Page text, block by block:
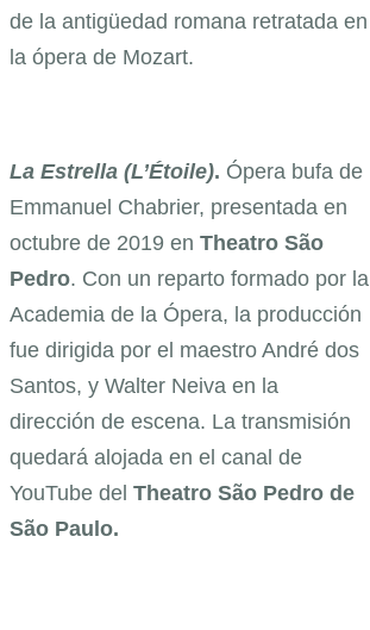
de la antigüedad romana retratada en
la ópera de Mozart.
La Estrella (L’Étoile). Ópera bufa de
Emmanuel Chabrier, presentada en
octubre de 2019 en Theatro São
Pedro. Con un reparto formado por la
Academia de la Ópera, la producción
fue dirigida por el maestro André dos
Santos, y Walter Neiva en la
dirección de escena. La transmisión
quedará alojada en el canal de
YouTube del Theatro São Pedro de
São Paulo.